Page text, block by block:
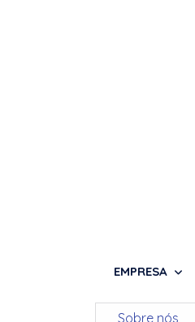
EMPRESA
Sobre nós